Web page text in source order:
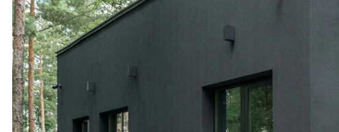
DLA DOMU
ZWIERZĘTA W NATURZE
ZWYCZAJE ZRÓB TO SAM